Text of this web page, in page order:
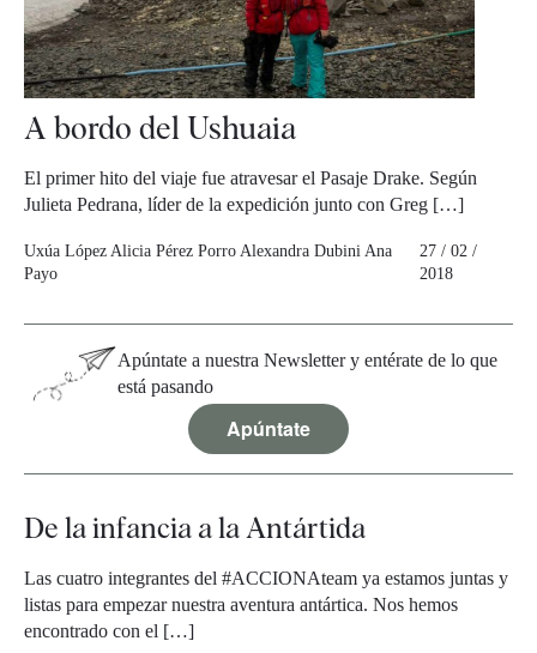
A bordo del Ushuaia
El primer hito del viaje fue atravesar el Pasaje Drake. Según
Julieta Pedrana, líder de la expedición junto con Greg […]
Uxúa López Alicia Pérez Porro Alexandra Dubini Ana
Payo
27 / 02 /
2018
Apúntate a nuestra Newsletter y entérate de lo que
está pasando
Apúntate
De la infancia a la Antártida
Las cuatro integrantes del #ACCIONAteam ya estamos juntas y
listas para empezar nuestra aventura antártica. Nos hemos
encontrado con el […]